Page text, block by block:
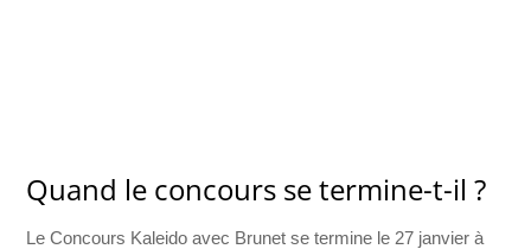
Quand le concours se termine-t-il ?
Le Concours Kaleido avec Brunet se termine le 27 janvier à